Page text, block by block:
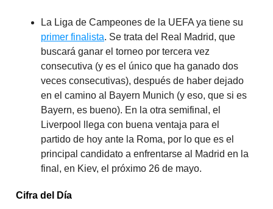
La Liga de Campeones de la UEFA ya tiene su
primer finalista. Se trata del Real Madrid, que
buscará ganar el torneo por tercera vez
consecutiva (y es el único que ha ganado dos
veces consecutivas), después de haber dejado
en el camino al Bayern Munich (y eso, que si es
Bayern, es bueno). En la otra semifinal, el
Liverpool llega con buena ventaja para el
partido de hoy ante la Roma, por lo que es el
principal candidato a enfrentarse al Madrid en la
final, en Kiev, el próximo 26 de mayo.
Cifra del Día